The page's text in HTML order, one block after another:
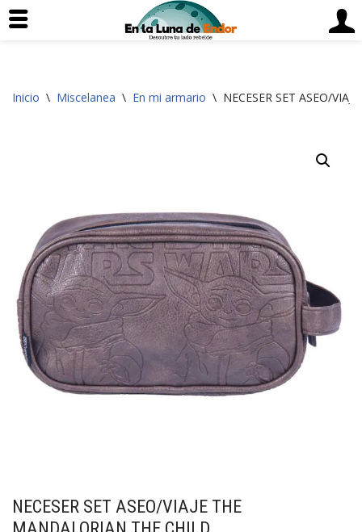
al
Inicio \ Miscelanea \ En mi armario \ NECESER SET ASEO/
NECESER SET ASEO/VIAJE THE